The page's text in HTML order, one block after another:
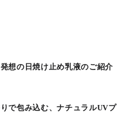
想の日焼け止め乳液のご紹介
で包み込む、ナチュラルUVプ